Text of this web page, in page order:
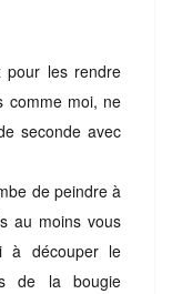
pour les rendre
comme moi, ne
seconde avec
de peindre à
au moins vous
à découper le
de la bougie